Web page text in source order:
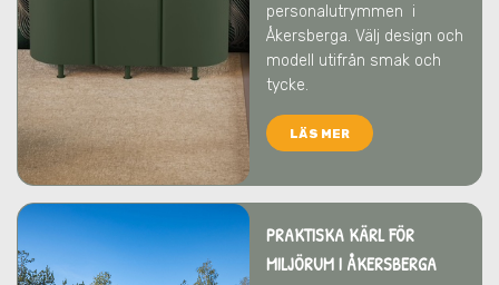
personalutrymmen i
Åkersberga. Välj design och
modell utifrån smak och
tycke.
LÄS MER
PRAKTISKA KÄRL FÖR
MILJÖRUMI ÅKERSBERGA